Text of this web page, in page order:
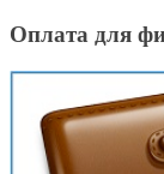
Оплата для